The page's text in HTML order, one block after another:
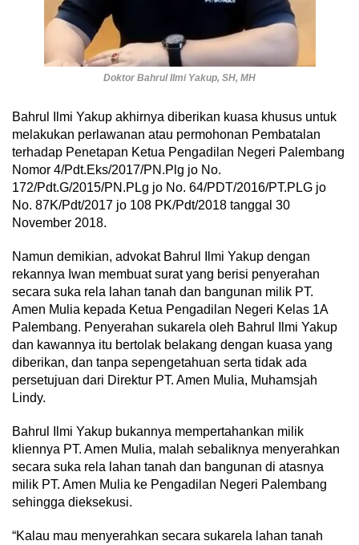
Doktor Bahrul Ilmi Yakup, SH, MH
Bahrul Ilmi Yakup akhirnya diberikan kuasa khusus untuk
melakukan perlawanan atau permohonan Pembatalan
terhadap Penetapan Ketua Pengadilan Negeri Palembang
Nomor 4/Pdt.Eks/2017/PN.Plg jo No.
172/Pdt.G/2015/PN.PLg jo No. 64/PDT/2016/PT.PLG jo
No. 87K/Pdt/2017 jo 108 PK/Pdt/2018 tanggal 30
November 2018.
Namun demikian, advokat Bahrul Ilmi Yakup dengan
rekannya Iwan membuat surat yang berisi penyerahan
secara suka rela lahan tanah dan bangunan milik PT.
Amen Mulia kepada Ketua Pengadilan Negeri Kelas 1A
Palembang. Penyerahan sukarela oleh Bahrul Ilmi Yakup
dan kawannya itu bertolak belakang dengan kuasa yang
diberikan, dan tanpa sepengetahuan serta tidak ada
persetujuan dari Direktur PT. Amen Mulia, Muhamsjah
Lindy.
Bahrul Ilmi Yakup bukannya mempertahankan milik
kliennya PT. Amen Mulia, malah sebaliknya menyerahkan
secara suka rela lahan tanah dan bangunan di atasnya
milik PT. Amen Mulia ke Pengadilan Negeri Palembang
sehingga dieksekusi.
“Kalau mau menyerahkan secara sukarela lahan tanah